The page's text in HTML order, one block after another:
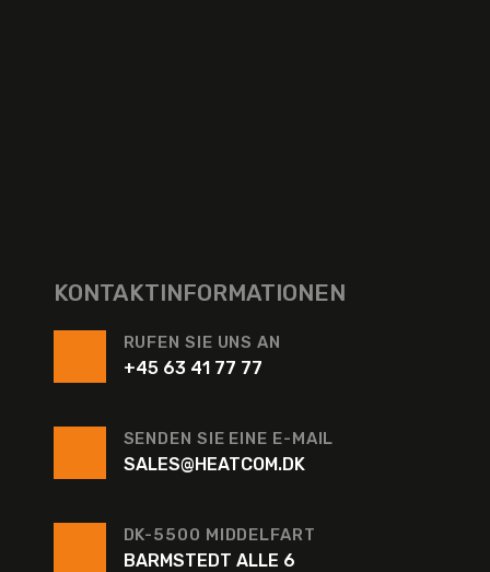
KONTAKTINFORMATIONEN
RUFEN SIE UNS AN
+45 63 41 77 77
SENDEN SIE EINE E-MAIL
SALES@HEATCOM.DK
DK-5500 MIDDELFART
BARMSTEDT ALLE 6